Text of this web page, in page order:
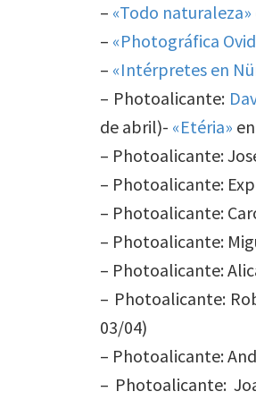
– «Todo naturaleza»
– «Photográfica
– «Intérpretes en
– Photoalicante:
de abril)- «Etéria»
– Photoalicante:
– Photoalicante:
– Photoalicante:
– Photoalicante:
– Photoalicante:
– Photoalicante:
03/04)
– Photoalicante:
– Photoalicante: